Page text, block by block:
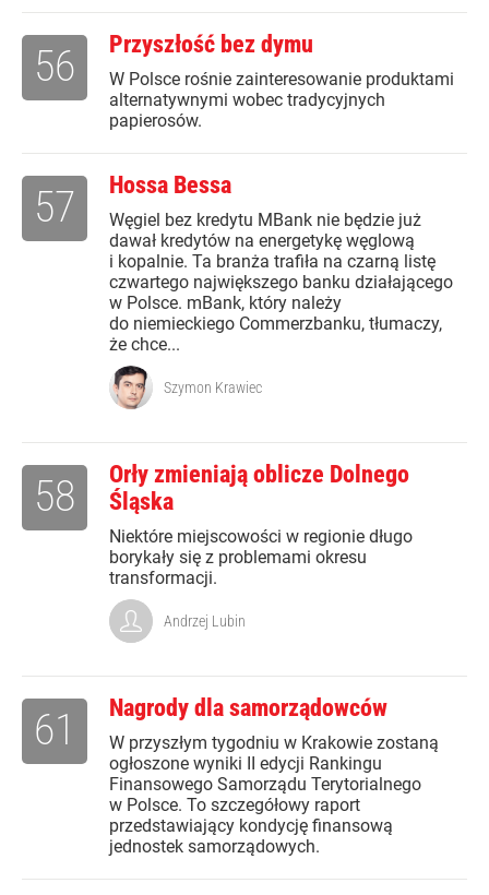
Przyszłość bez dymu
W Polsce rośnie zainteresowanie produktami
alternatywnymi wobec tradycyjnych
papierosów.
56
Hossa Bessa
Węgiel bez kredytu MBank nie będzie już
dawał kredytów na energetykę węglową
i kopalnie. Ta branża trafiła na czarną listę
czwartego największego banku działającego
w Polsce. mBank, który należy
do niemieckiego Commerzbanku, tłumaczy,
że chce...
57
Szymon Krawiec
Orły zmieniają oblicze Dolnego
Śląska
Niektóre miejscowości w regionie długo
borykały się z problemami okresu
transformacji.
58
Andrzej Lubin
Nagrody dla samorządowców
W przyszłym tygodniu w Krakowie zostaną
ogłoszone wyniki II edycji Rankingu
Finansowego Samorządu Terytorialnego
w Polsce. To szczegółowy raport
przedstawiający kondycję finansową
jednostek samorządowych.
61